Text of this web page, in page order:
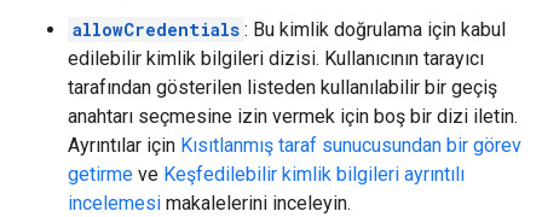
allowCredentials : Bu kimlik doğrulama için kabul
edilebilir kimlik bilgileri dizisi. Kullanıcının tarayıcı
tarafından gösterilen listeden kullanılabilir bir geçiş
anahtarı seçmesine izin vermek için boş bir dizi iletin.
Ayrıntılar için Kısıtlanmış taraf sunucusundan bir görev
getirme ve Keşfedilebilir kimlik bilgileri ayrıntılı
incelemesi makalelerini inceleyin.